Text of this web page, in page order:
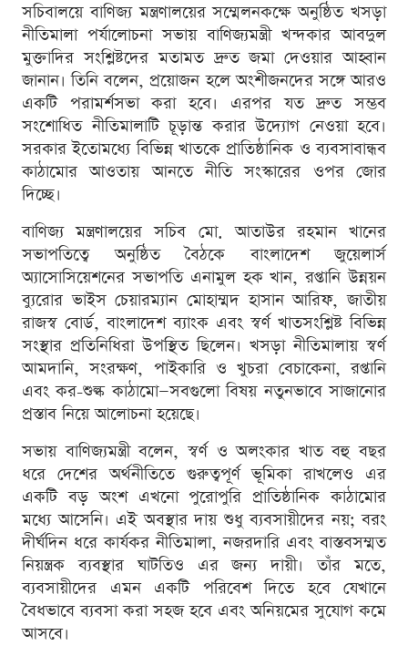
সচিবালয়ে বাণিজ্য মন্ত্রণালয়ের সম্মেলনকক্ষে অনুষ্ঠিত খসড়া
নীতিমালা পর্যালোচনা সভায় বাণিজ্যমন্ত্রী খন্দকার আবদুল
মুক্তাদির সংশ্লিষ্টদের মতামত দ্রুত জমা দেওয়ার আহ্বান
জানান। তিনি বলেন, প্রয়োজন হলে অংশীজনদের সঙ্গে আরও
একটি পরামর্শসভা করা হবে। এরপর যত দ্রুত সম্ভব
সংশোধিত নীতিমালাটি চূড়ান্ত করার উদ্যোগ নেওয়া হবে।
সরকার ইতোমধ্যে বিভিন্ন খাতকে প্রাতিষ্ঠানিক ও ব্যবসাবান্ধব
কাঠামোর আওতায় আনতে নীতি সংস্কারের ওপর জোর
দিচ্ছে।
বাণিজ্য মন্ত্রণালয়ের সচিব মো. আতাউর রহমান খানের
সভাপতিত্বে অনুষ্ঠিত বৈঠকে বাংলাদেশ জুয়েলার্স
অ্যাসোসিয়েশনের সভাপতি এনামুল হক খান, রপ্তানি উন্নয়ন
ব্যুরোর ভাইস চেয়ারম্যান মোহাম্মদ হাসান আরিফ, জাতীয়
রাজস্ব বোর্ড, বাংলাদেশ ব্যাংক এবং স্বর্ণ খাতসংশ্লিষ্ট বিভিন্ন
সংস্থার প্রতিনিধিরা উপস্থিত ছিলেন। খসড়া নীতিমালায় স্বর্ণ
আমদানি, সংরক্ষণ, পাইকারি ও খুচরা বেচাকেনা, রপ্তানি
এবং কর-শুল্ক কাঠামো—সবগুলো বিষয় নতুনভাবে সাজানোর
প্রস্তাব নিয়ে আলোচনা হয়েছে।
সভায় বাণিজ্যমন্ত্রী বলেন, স্বর্ণ ও অলংকার খাত বহু বছর
ধরে দেশের অর্থনীতিতে গুরুত্বপূর্ণ ভূমিকা রাখলেও এর
একটি বড় অংশ এখনো পুরোপুরি প্রাতিষ্ঠানিক কাঠামোর
মধ্যে আসেনি। এই অবস্থার দায় শুধু ব্যবসায়ীদের নয়; বরং
দীর্ঘদিন ধরে কার্যকর নীতিমালা, নজরদারি এবং বাস্তবসম্মত
নিয়ন্ত্রক ব্যবস্থার ঘাটতিও এর জন্য দায়ী। তাঁর মতে,
ব্যবসায়ীদের এমন একটি পরিবেশ দিতে হবে যেখানে
বৈধভাবে ব্যবসা করা সহজ হবে এবং অনিয়মের সুযোগ কমে
আসবে।